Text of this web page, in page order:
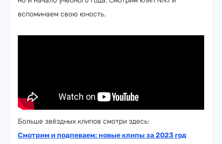
вспоминаем свою юность.
Больше звёздных клипов смотри здесь:
Смотрим и подпеваем: новые клипы за 2023 год